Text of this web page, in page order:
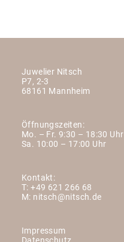
Juwelier Nitsch
P7, 2-3
68161 Mannheim
Öffnungszeiten:
Mo. – Fr. 9:30 – 18:30 Uhr
Sa. 10:00 – 17:00 Uhr
Kontakt:
T:+49 621 266 68
M: nitsch@nitsch.de
Impressum